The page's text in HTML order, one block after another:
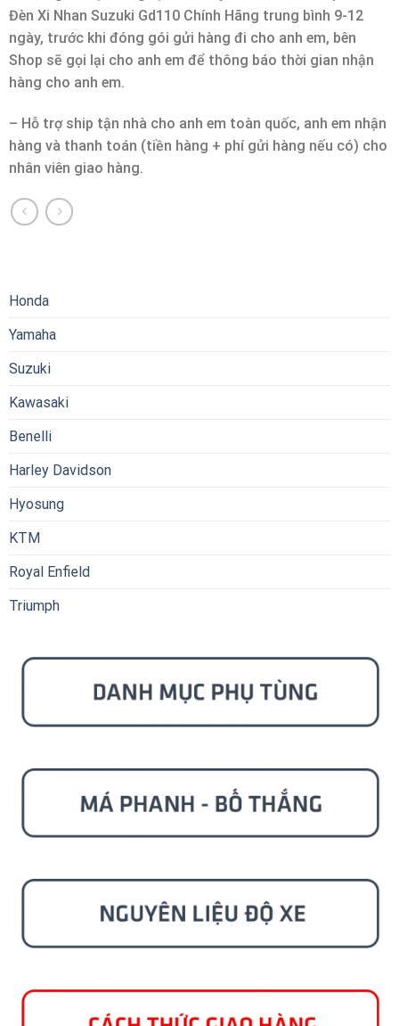
Đèn Xi Nhan Suzuki Gd110 Chính Hãng trung bình 9-12
ngày, trước khi đóng gói gửi hàng đi cho anh em, bên
Shop sẽ gọi lại cho anh em để thông báo thời gian nhận
hàng cho anh em.
– Hỗ trợ ship tận nhà cho anh em toàn quốc, anh em nhận
hàng và thanh toán (tiền hàng + phí gửi hàng nếu có) cho
nhân viên giao hàng.
Honda
Yamaha
Suzuki
Kawasaki
Benelli
Harley Davidson
Hyosung
KTM
Royal Enfield
Triumph